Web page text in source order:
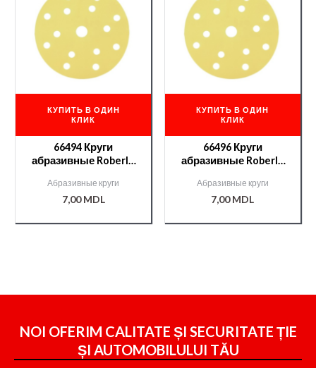
КУПИТЬ В ОДИН
КЛИК
66494 Круги
абразивные Roberlo
P150
Абразивные круги
7,00MDL
КУПИТЬ В ОДИН
КЛИК
66496 Круги
абразивные Roberlo
P220
Абразивные круги
7,00MDL
NOI OFERIM CALITATE ȘI SECURITATE ȚIE
ȘI AUTOMOBILULUI TĂU